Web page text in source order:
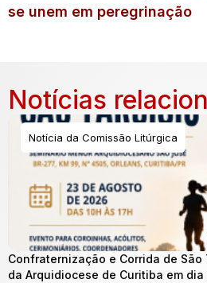
se unem em peregrinação
Notícias
Notícia da Comissão Litúrgica
Confraternização e Corrida de
da Arquidiocese de Curitiba em